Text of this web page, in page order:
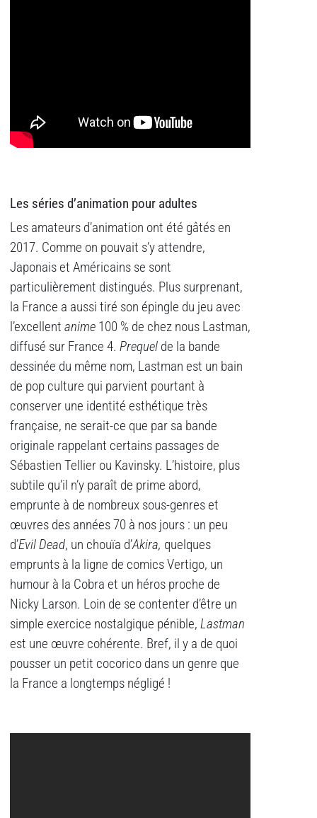
Les séries d’animation pour adultes
Les amateurs d’animation ont été gâtés en
2017. Comme on pouvait s’y attendre,
Japonais et Américains se sont
particulièrement distingués. Plus surprenant,
la France a aussi tiré son épingle du jeu avec
l’excellent anime 100 % de chez nous Lastman,
diffusé sur France 4. Prequel de la bande
dessinée du même nom, Lastman est un bain
de pop culture qui parvient pourtant à
conserver une identité esthétique très
française, ne serait-ce que par sa bande
originale rappelant certains passages de
Sébastien Tellier ou Kavinsky. L’histoire, plus
subtile qu’il n’y paraît de prime abord,
emprunte à de nombreux sous-genres et
œuvres des années 70 à nos jours : un peu
d’Evil Dead, un chouïa d’Akira, quelques
emprunts à la ligne de comics Vertigo, un
humour à la Cobra et un héros proche de
Nicky Larson. Loin de se contenter d’être un
simple exercice nostalgique pénible, Lastman
est une œuvre cohérente. Bref, il y a de quoi
pousser un petit cocorico dans un genre que
la France a longtemps négligé !